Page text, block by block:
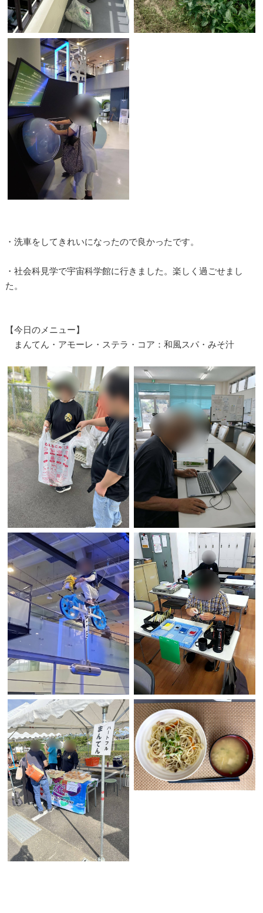
・洗車をしてきれいになったので良かったです。
・社会科見学で宇宙科学館に行きました。楽しく過ごせまし
た。
【今日のメニュー】
まんてん・アモーレ・ステラ・コア：和風スパ・みそ汁